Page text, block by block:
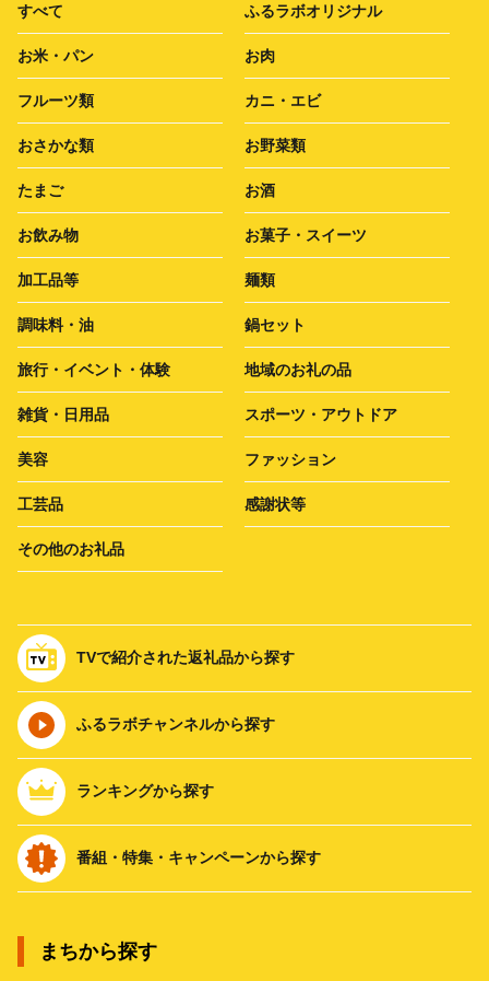
すべて ふるラボオリジナル
お米・パン お肉
フルーツ類 カニ・エビ
おさかな類 お野菜類
たまご お酒
お飲み物 お菓子・スイーツ
加工品等 麺類
調味料・油 鍋セット
旅行・イベント・体験 地域のお礼の品
雑貨・日用品 スポーツ・アウトドア
美容 ファッション
工芸品 感謝状等
その他のお礼品
TVで紹介された返礼品から探す
ふるラボチャンネルから探す
ランキングから探す
番組・特集・キャンペーンから探す
まちから探す